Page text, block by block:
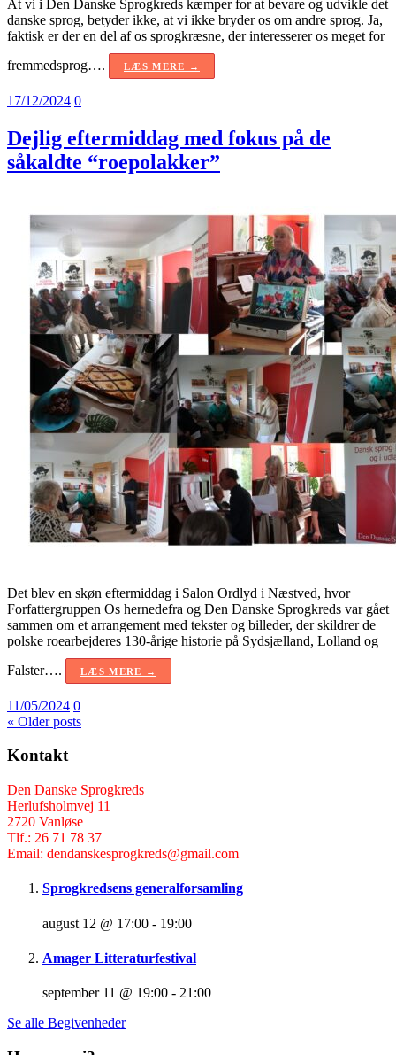
At vi i Den Danske Sprogkreds kæmper for at bevare og udvikle det
danske sprog, betyder ikke, at vi ikke bryder os om andre sprog. Ja,
faktisk er der en del af os sprogkræsne, der interesserer os meget for
fremmedsprog….
LÆS MERE →
17/12/2024 0
Dejlig eftermiddag med fokus på de
såkaldte “roepolakker”
Det blev en skøn eftermiddag i Salon Ordlyd i Næstved, hvor
Forfattergruppen Os hernedefra og Den Danske Sprogkreds var gået
sammen om et arrangement med tekster og billeder, der skildrer de
polske roearbejderes 130-årige historie på Sydsjælland, Lolland og
Falster….
LÆS MERE →
11/05/2024 0
« Older posts
Kontakt
Den Danske Sprogkreds
Herlufsholmvej 11
2720 Vanløse
Tlf.: 26 71 78 37
Email: dendanskesprogkreds@gmail.com
Sprogkredsens generalforsamling
august 12 @ 17:00 - 19:00
Amager Litteraturfestival
september 11 @ 19:00 - 21:00
Se alle Begivenheder